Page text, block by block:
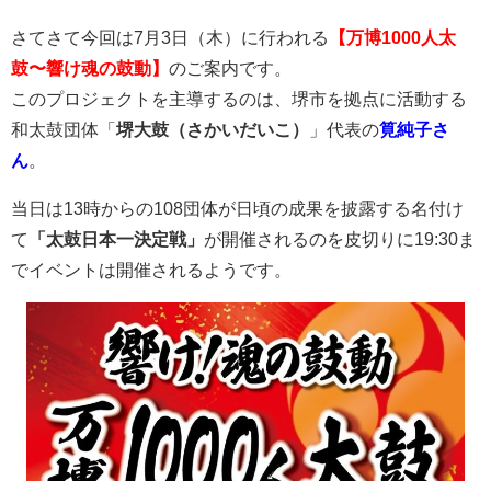
さてさて今回は7月3日（木）に行われる 【万博1000人太
鼓〜響け魂の鼓動】 のご案内です。
このプロジェクトを主導するのは、堺市を拠点に活動する
和太鼓団体「 堺大鼓（さかいだいこ） 」代表の筧純子さ
ん。
当日は13時からの108団体が日頃の成果を披露する名付け
て
「太鼓日本一決定戦」 が開催されるのを皮切りに19:30ま
でイベントは開催されるようです。